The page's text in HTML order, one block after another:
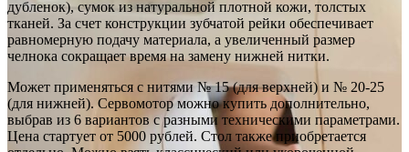
дубленок), сумок из натуральной плотной кожи, толстых
тканей. За счет конструкции зубчатой рейки обеспечивает
равномерную подачу материала, а увеличенный размер
челнока сокращает время на замену нижней нитки.
Может применяться с нитями № 15 (для верхней) и № 20-25
(для нижней). Сервомотор можно купить дополнительно,
выбрав из 6 вариантов с разными техническими параметрами.
Цена стартует от 5000 рублей. Стол также приобретается